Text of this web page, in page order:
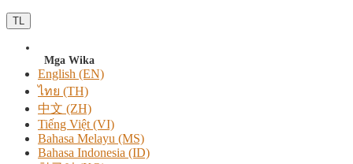
TL
Mga Wika
English (EN)
ไทย (TH)
中文 (ZH)
Tiếng Việt (VI)
Bahasa Melayu (MS)
Bahasa Indonesia (ID)